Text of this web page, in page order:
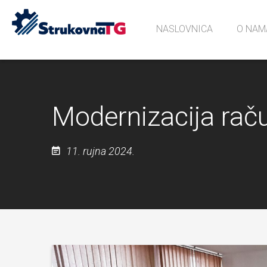
NASLOVNICA O
Modernizacija
11. rujna 2024.